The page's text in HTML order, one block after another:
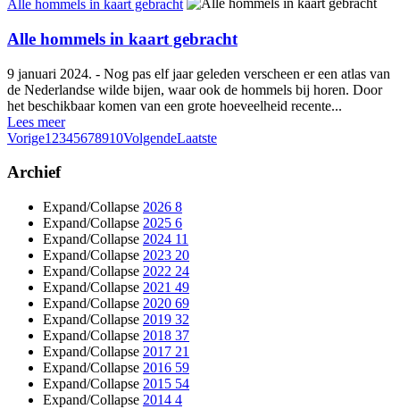
Alle hommels in kaart gebracht
Alle hommels in kaart gebracht
9 januari 2024. - Nog pas elf jaar geleden verscheen er een atlas van
de Nederlandse wilde bijen, waar ook de hommels bij horen. Door
het beschikbaar komen van een grote hoeveelheid recente...
Lees meer
Vorige1 2345678910VolgendeLaatste
Archief
Expand/Collapse 2026 8
Expand/Collapse 2025 6
Expand/Collapse 2024 11
Expand/Collapse 2023 20
Expand/Collapse 2022 24
Expand/Collapse 2021 49
Expand/Collapse 2020 69
Expand/Collapse 2019 32
Expand/Collapse 2018 37
Expand/Collapse 2017 21
Expand/Collapse 2016 59
Expand/Collapse 2015 54
Expand/Collapse 2014 4